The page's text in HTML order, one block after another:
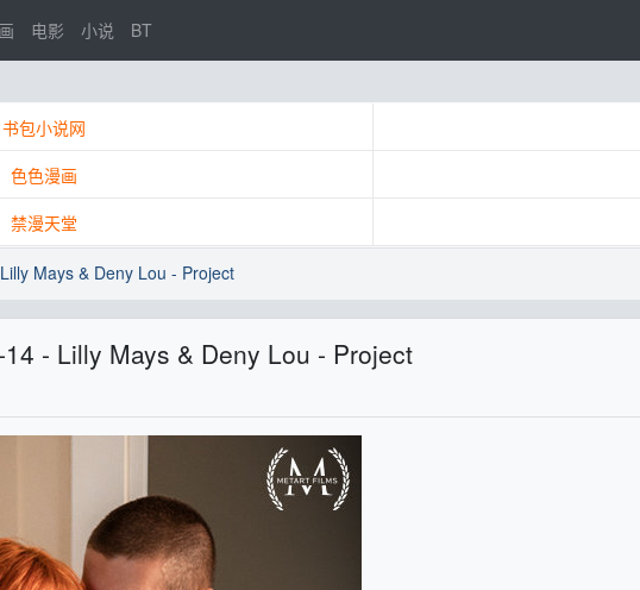
电影 小说 BT
书包小说网
色色漫画
禁漫天堂
Mays & Deny Lou - Project
14 - Lilly Mays & Deny Lou - Project